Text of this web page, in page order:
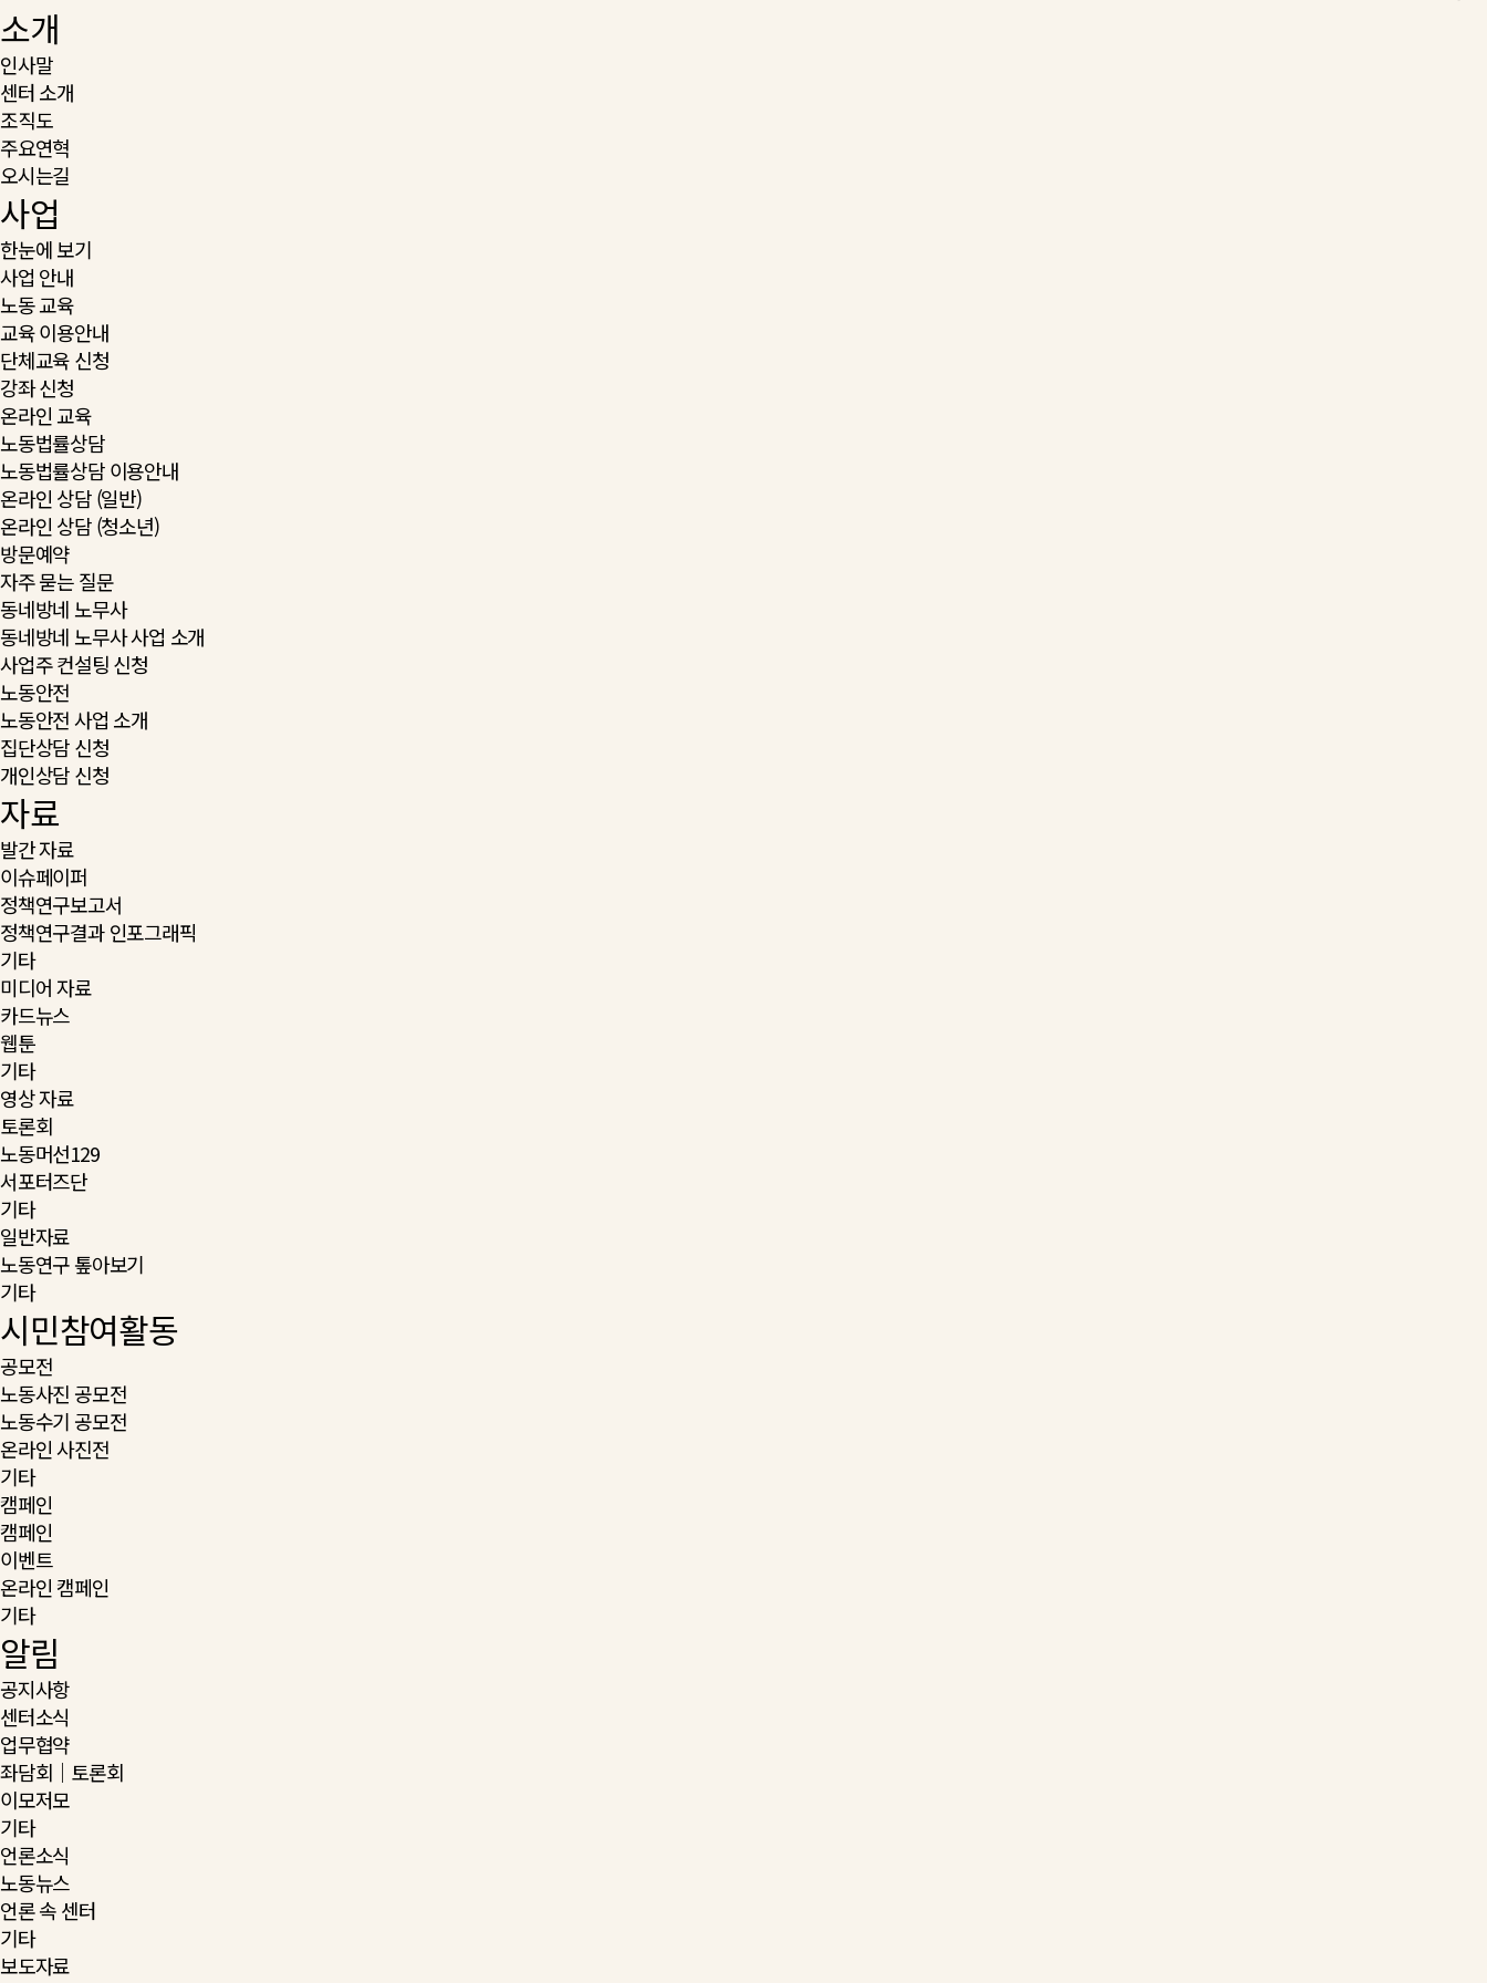
소개
인사말
센터 소개
조직도
주요연혁
오시는길
사업
한눈에 보기
사업 안내
노동 교육
교육 이용안내
단체교육 신청
강좌 신청
온라인 교육
노동법률상담
노동법률상담 이용안내
온라인 상담 (일반)
온라인 상담 (청소년)
방문예약
자주 묻는 질문
동네방네 노무사
동네방네 노무사 사업 소개
사업주 컨설팅 신청
노동안전
노동안전 사업 소개
집단상담 신청
개인상담 신청
자료
발간 자료
이슈페이퍼
정책연구보고서
정책연구결과 인포그래픽
기타
미디어 자료
카드뉴스
웹툰
기타
영상 자료
토론회
노동머선129
서포터즈단
기타
일반자료
노동연구 톺아보기
기타
시민참여활동
공모전
노동사진 공모전
노동수기 공모전
온라인 사진전
기타
캠페인
캠페인
이벤트
온라인 캠페인
기타
알림
공지사항
센터소식
업무협약
좌담회｜토론회
이모저모
기타
언론소식
노동뉴스
언론 속 센터
기타
보도자료